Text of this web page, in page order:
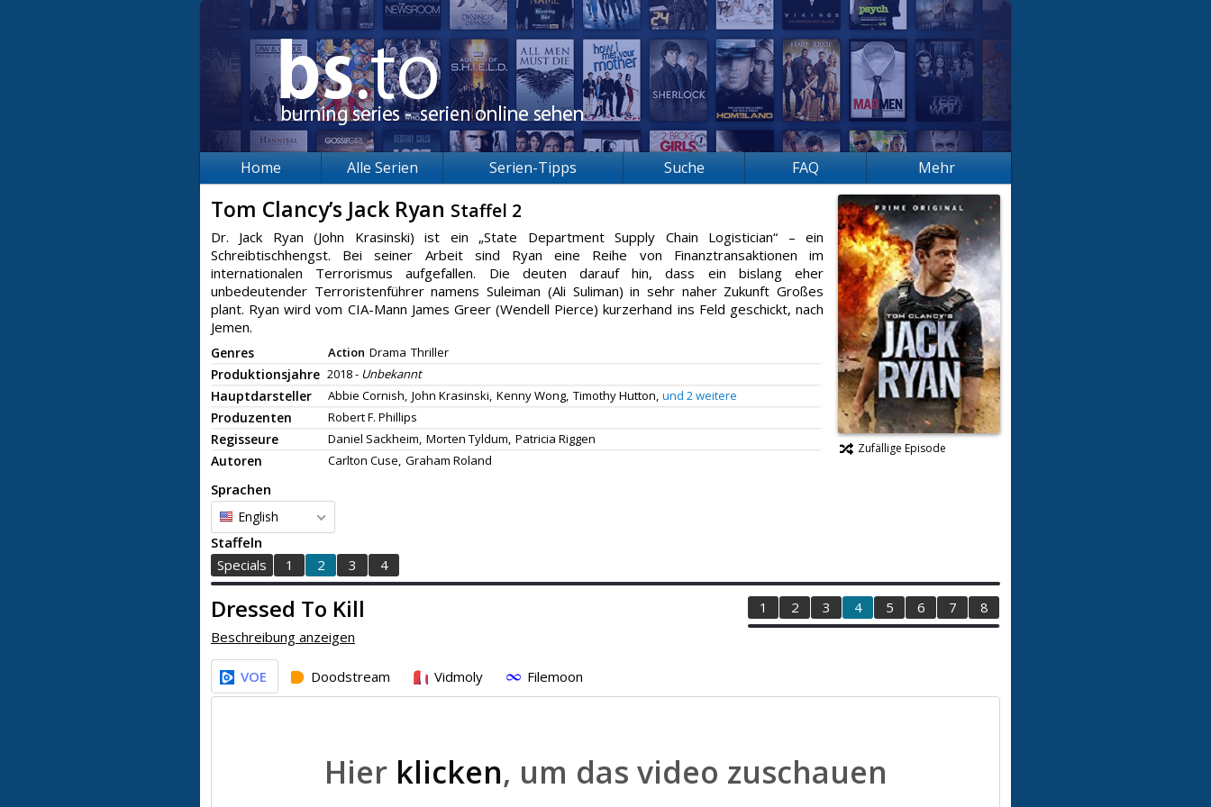
Home Alle Serien Serien-Tipps Suche FAQ Mehr
Tom Clancy’s Jack Ryan Staffel 2
Dr. Jack Ryan (John Krasinski) ist ein „State Department Supply Chain Logistician“ – ein
Schreibtischhengst. Bei seiner Arbeit sind Ryan eine Reihe von Finanztransaktionen im
internationalen Terrorismus aufgefallen. Die deuten darauf hin, dass ein bislang eher
unbedeutender Terroristenführer namens Suleiman (Ali Suliman) in sehr naher Zukunft Großes
plant. Ryan wird vom CIA-Mann James Greer (Wendell Pierce) kurzerhand ins Feld geschickt, nach
Jemen.
Genres Action Drama Thriller
Produktionsjahre 2018 - Unbekannt
Hauptdarsteller Abbie Cornish, John Krasinski, Kenny Wong, Timothy Hutton, und 2 weitere
Produzenten Robert F. Phillips
Regisseure Daniel Sackheim, Morten Tyldum, Patricia Riggen
Autoren Carlton Cuse, Graham Roland
Zufällige Episode
Sprachen
English
Staffeln
Specials
1 2 3 4
Dressed To Kill 1 2 3 4 5 6 7
8
Beschreibung anzeigen
VOE Doodstream Vidmoly Filemoon
Hier klicken, um das video zuschauen